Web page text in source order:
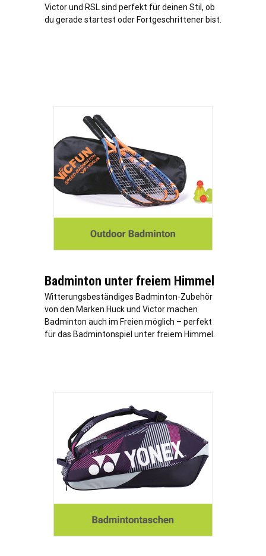
Victor und RSL sind perfekt für deinen Stil, ob
du gerade startest oder Fortgeschrittener bist.
Badminton unter freiem Himmel
Witterungsbeständiges Badminton-Zubehör
von den Marken Huck und Victor machen
Badminton auch im Freien möglich – perfekt
für das Badmintonspiel unter freiem Himmel.